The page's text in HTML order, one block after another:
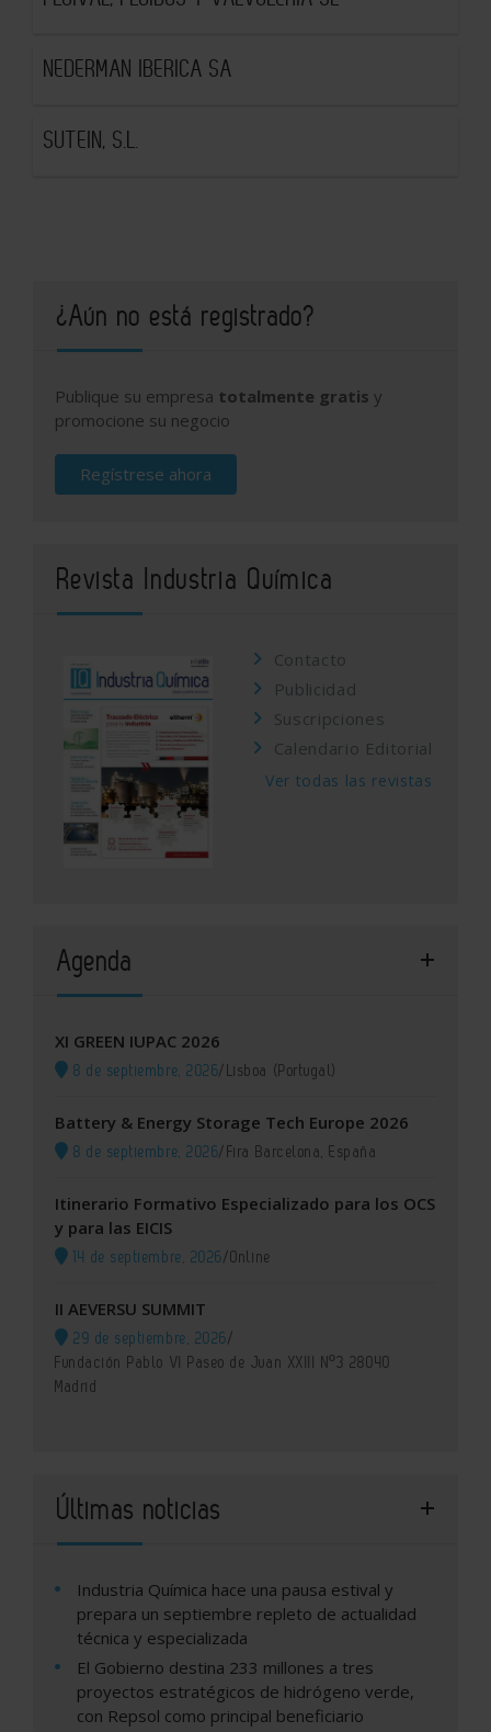
NEDERMAN IBERICA SA
SUTEIN, S.L.
¿Aún no está registrado?
Publique su empresa totalmente gratis y
promocione su negocio
Regístrese ahora
Revista Industria Química
Contacto
Publicidad
Suscripciones
Calendario Editorial
Ver todas las revistas
Agenda
XI GREEN IUPAC 2026
8 de septiembre, 2026/Lisboa (Portugal)
Battery & Energy Storage Tech Europe 2026
8 de septiembre, 2026/Fira Barcelona, España
Itinerario Formativo Especializado para los OCS
y para las EICIS
14 de septiembre, 2026/Online
II AEVERSU SUMMIT
29 de septiembre, 2026/
Fundación Pablo VI Paseo de Juan XXIII Nº3 28040
Madrid
Últimas noticias
Industria Química hace una pausa estival y
prepara un septiembre repleto de actualidad
técnica y especializada
El Gobierno destina 233 millones a tres
proyectos estratégicos de hidrógeno verde,
con Repsol como principal beneficiario